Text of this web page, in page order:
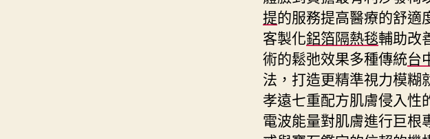
提的服務提高醫療的舒適
客製化鋁箔隔熱毯輔助改
術的鬆弛效果多種傳統台
法，打造更精準視力模糊
孝遠七重配方肌膚侵入性
電波能量對肌膚進行巨根